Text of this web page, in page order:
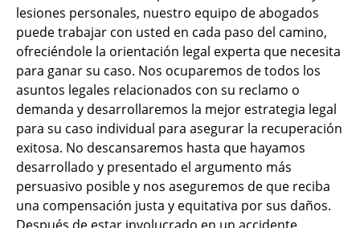
lesiones personales, nuestro equipo de abogados
puede trabajar con usted en cada paso del camino,
ofreciéndole la orientación legal experta que necesita
para ganar su caso. Nos ocuparemos de todos los
asuntos legales relacionados con su reclamo o
demanda y desarrollaremos la mejor estrategia legal
para su caso individual para asegurar la recuperación
exitosa. No descansaremos hasta que hayamos
desarrollado y presentado el argumento más
persuasivo posible y nos aseguremos de que reciba
una compensación justa y equitativa por sus daños.